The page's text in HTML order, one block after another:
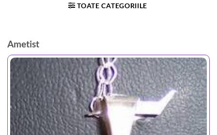
TOATE CATEGORIILE
Ametist